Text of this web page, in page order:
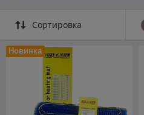
Сортировка
Новинка